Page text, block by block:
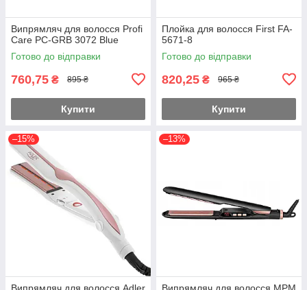
Випрямляч для волосся Profi
Care PC-GRB 3072 Blue
Готово до відправки
760,75 ₴ 895 ₴
Купити
Плойка для волосся First FA-
5671-8
Готово до відправки
820,25 ₴ 965 ₴
Купити
–15%
Випрямляч для волосся Adler
–13%
Випрямляч для волосся MPM